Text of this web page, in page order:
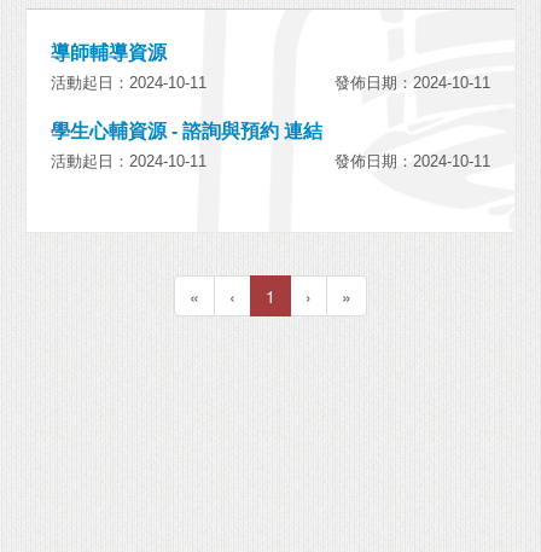
導師輔導資源
活動起日：2024-10-11 發佈日期：2024-10-11
學生心輔資源 - 諮詢與預約 連結
活動起日：2024-10-11 發佈日期：2024-10-11
« ‹ 1 › »